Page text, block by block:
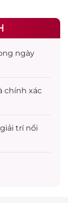
ngày
chính xác
giải trínổi